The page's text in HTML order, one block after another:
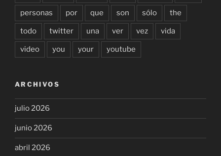
personas por que son sólo the
todo twitter una ver vez vida
video you your youtube
ARCHIVOS
julio 2026
junio 2026
abril 2026